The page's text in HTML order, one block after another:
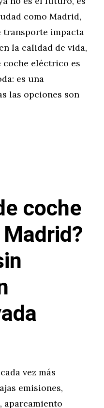
como Madrid,
transporte impacta
la calidad de vida,
eléctrico es
es una
las opciones son
coche
vez más
emisiones,
aparcamiento